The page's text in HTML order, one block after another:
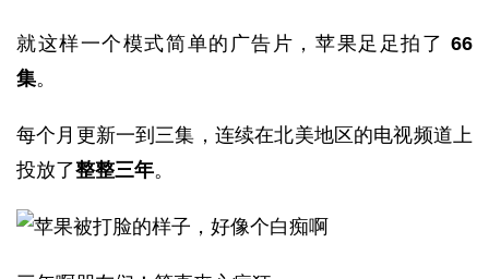
就这样一个模式简单的广告片，苹果足足拍了 66
集。
每个月更新一到三集，连续在北美地区的电视频道上
投放了整整三年。